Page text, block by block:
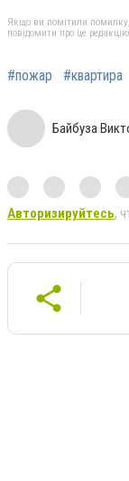
Якщо ви помітили помилку,
повідомити про це редакцію
#пожар #квартира
Байбуза
Авторизируйтесь,